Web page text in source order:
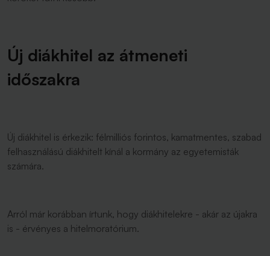
Új diákhitel az átmeneti
időszakra
Új diákhitel is érkezik: félmilliós forintos, kamatmentes, szabad
felhasználású diákhitelt kínál a kormány az egyetemisták
számára.
Arról már korábban írtunk, hogy diákhitelekre - akár az újakra
is - érvényes a hitelmoratórium.